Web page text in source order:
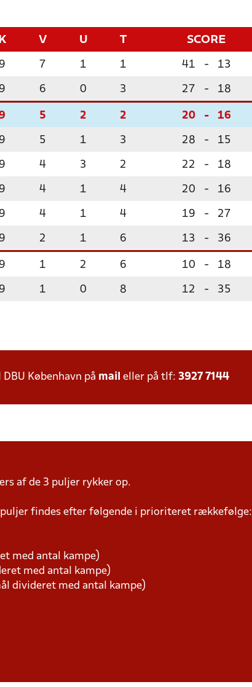
K V U T SCORE
9 7 1 1 41 - 13
9 6 0 3 27 - 18
5 2 2 20 - 16
9 5 1 3 28 - 15
9 4 3 2 22 - 18
9 4 1 4 20 - 16
9 4 1 4 19 - 27
9 2 1 6 13 - 36
9 1 2 6 10 - 18
9 1 0 8 12 - 35
København på mail eller på tlf: 3927 7144
af de 3 puljer rykker op.
findes efter følgende i prioriteret rækkefølge:
med antal kampe)
med antal kampe)
divideret med antal kampe)